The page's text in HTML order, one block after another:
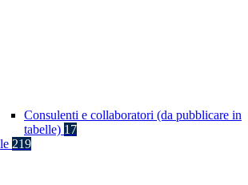
Consulenti e collaboratori (da pubblicare in
tabelle) 17
219